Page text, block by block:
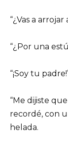
“¿Vas a
“¿Por una
“¡Soy tu
“Me dijiste
recordé, con
helada.